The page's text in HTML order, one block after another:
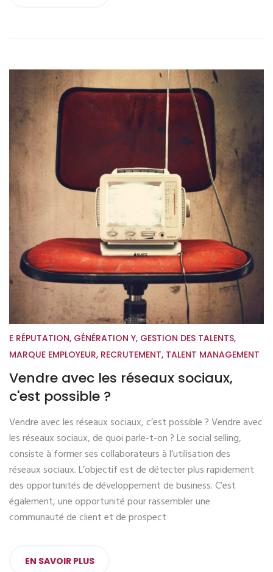
E RÉPUTATION, GÉNÉRATION Y, GESTION DES TALENTS,
MARQUE EMPLOYEUR, RECRUTEMENT, TALENT MANAGEMENT
Vendre avec les réseaux sociaux,
c'est possible ?
Vendre avec les réseaux sociaux, c’est possible ? Vendre avec
les réseaux sociaux, de quoi parle-t-on ? Le social selling,
consiste à former ses collaborateurs à l’utilisation des
réseaux sociaux. L’objectif est de détecter plus rapidement
des opportunités de développement de business. C’est
également, une opportunité pour rassembler une
communauté de client et de prospect
EN SAVOIR PLUS